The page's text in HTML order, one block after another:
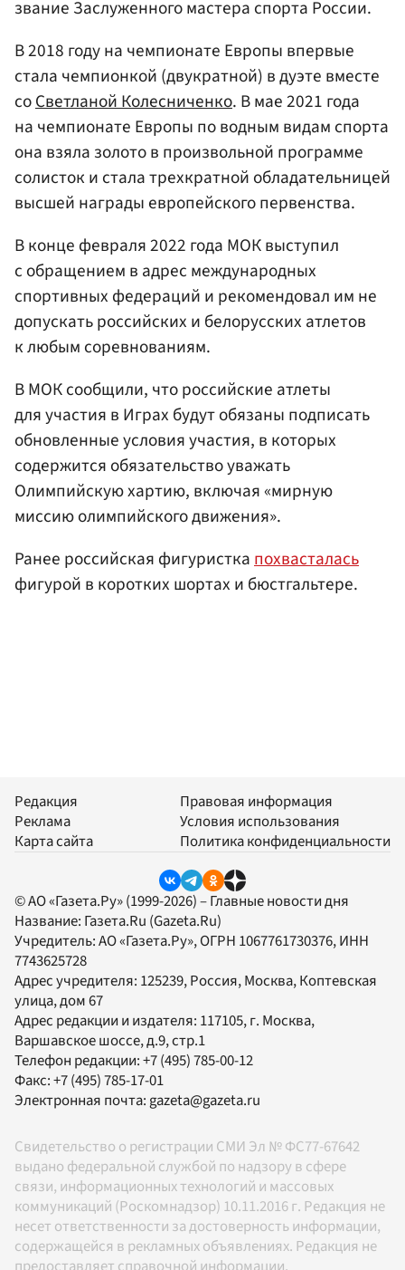
звание Заслуженного мастера спорта России.
В 2018 году на чемпионате Европы впервые
стала чемпионкой (двукратной) в дуэте вместе
соСветланой Колесниченко. В мае 2021 года
на чемпионате Европы по водным видам спорта
она взяла золото в произвольной программе
солисток и стала трехкратной обладательницей
высшей награды европейского первенства.
В конце февраля 2022 года МОК выступил
с обращением в адрес международных
спортивных федераций и рекомендовал им не
допускать российских и белорусских атлетов
к любым соревнованиям.
В МОК сообщили, что российские атлеты
для участия в Играх будут обязаны подписать
обновленные условия участия, в которых
содержится обязательство уважать
Олимпийскую хартию, включая «мирную
миссию олимпийского движения».
Ранее российская фигуристкапохвасталась
фигурой в коротких шортах и бюстгальтере.
Редакция
Реклама
Карта сайта
Правовая информация
Условия использования
Политика конфиденциальности
© АО «Газета.Ру» (1999-2026) – Главные новости дня
Название: Газета.Ru (Gazeta.Ru)
Учредитель:АО «Газета.Ру», ОГРН 1067761730376, ИНН
7743625728
Адрес учредителя: 125239, Россия, Москва, Коптевская
улица, дом 67
Адрес редакции и издателя: 117105, г. Москва,
Варшавское шоссе, д.9, стр.1
Телефон редакции:+7 (495) 785-00-12
Факс:+7 (495) 785-17-01
Электронная почта: gazeta@gazeta.ru
Свидетельство о регистрации СМИ Эл № ФС77-67642
выдано федеральной службой по надзору в сфере
связи, информационных технологий и массовых
коммуникаций (Роскомнадзор) 10.11.2016 г. Редакция не
несет ответственности за достоверность информации,
содержащейся в рекламных объявлениях. Редакция не